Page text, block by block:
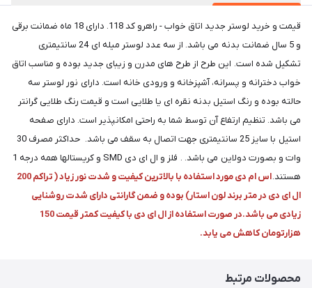
قیمت و خرید لوستر جدید اتاق خواب - راهرو کد 118. دارای 18 ماه ضمانت برقی
و 5 سال ضمانت بدنه می باشد. از سه عدد لوستر میله ای 24 سانتیمتری
تشکیل شده است. این طرح از طرح های مدرن و زیبای جدید بوده و مناسب اتاق
خواب دخترانه و پسرانه، آشپزخانه و ورودی خانه است. دارای نور لوستر سه
حالته بوده و رنگ استیل بدنه نقره ای یا طلایی است و قیمت رنگ طلایی گرانتر
می باشد. تنظیم ارتفاع آن توسط شما به راحتی امکانپذیر است. دارای صفحه
استیل با سایز 25 سانتیمتری جهت اتصال به سقف می باشد. حداکثر مصرف 30
وات و بصورت دولاین می باشد. . فلز و ال ای دی SMD و کریستالها همه درجه 1
هستند.
اس ام دی مورد استفاده با بالاترین کیفیت و شدت نور زیاد ( تراکم 200
ال ای دی در متر برند لون استار) بوده و ضمن گارانتی دارای شدت روشنایی
زیادی می باشد.در صورت استفاده از ال ای دی با کیفیت کمتر قیمت 150
هزارتومان کاهش می یابد.
محصولات مرتبط